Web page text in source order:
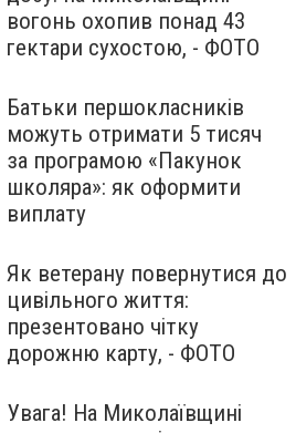
вогонь охопив понад 43
гектари сухостою, - ФОТО
Батьки першокласників
можуть отримати 5 тисяч
за програмою «Пакунок
школяра»: як оформити
виплату
Як ветерану повернутися до
цивільного життя:
презентовано чітку
дорожню карту, - ФОТО
Увага! На Миколаївщині